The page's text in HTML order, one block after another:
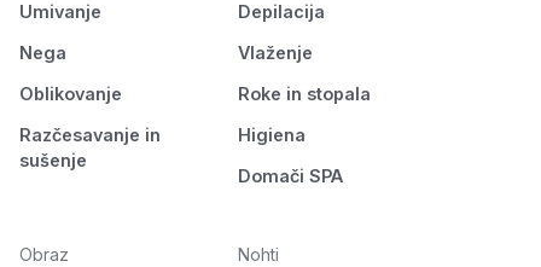
Umivanje
Nega
Oblikovanje
Razčesavanje in
sušenje
Depilacija
Vlaženje
Roke in stopala
Higiena
Domači SPA
Obraz
Nohti